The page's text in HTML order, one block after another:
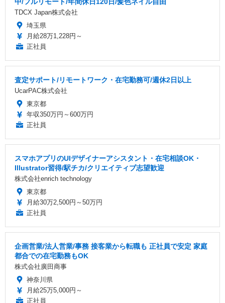
TDCX Japan株式会社
埼玉県
月給28万1,228円～
正社員
査定サポート/リモートワーク・在宅勤務可/週休2日以上
UcarPAC株式会社
東京都
年収350万円～600万円
正社員
スマホアプリのUIデザイナーアシスタント・在宅相談OK・
Illustrator習得/駅チカ/クリエイティブ志望歓迎
株式会社enrich technology
東京都
月給30万2,500円～50万円
正社員
企画営業/法人営業/事務 接客業から転職も 正社員で安定 家庭
都合での在宅勤務もOK
株式会社廣田商事
神奈川県
月給25万5,000円～
正社員